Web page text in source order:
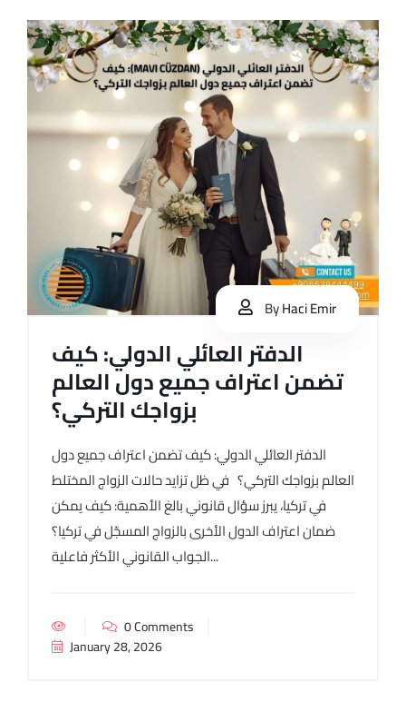
ByHaci Emir
الدفتر العائلي الدولي: كيف
تضمن اعتراف جميع دول العالم
بزواجك التركي؟
الدفتر العائلي الدولي: كيف تضمن اعتراف جميع دول
العالم بزواجك التركي؟ في ظل تزايد حالات الزواج المختلط
في تركيا، يبرز سؤال قانوني بالغ الأهمية: كيف يمكن
ضمان اعتراف الدول الأخرى بالزواج المسجّل في تركيا؟
الجواب القانوني الأكثر فاعلية...
0 Comments
January 28, 2026